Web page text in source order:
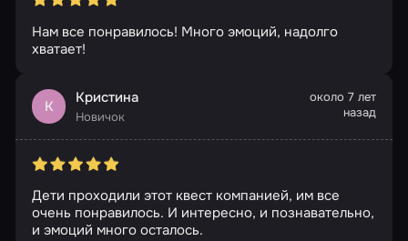
Нам все понравилось! Много эмоций, надолго
хватает!
К Кристина
Новичок
около 7 лет
назад
Дети проходили этот квест компанией, им все
очень понравилось. И интересно, и познавательно,
и эмоций много осталось.